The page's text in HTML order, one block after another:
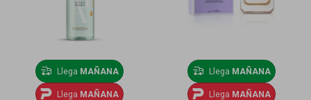
Llega MAÑANA
Llega MAÑANA
Llega MAÑANA
Llega MAÑANA